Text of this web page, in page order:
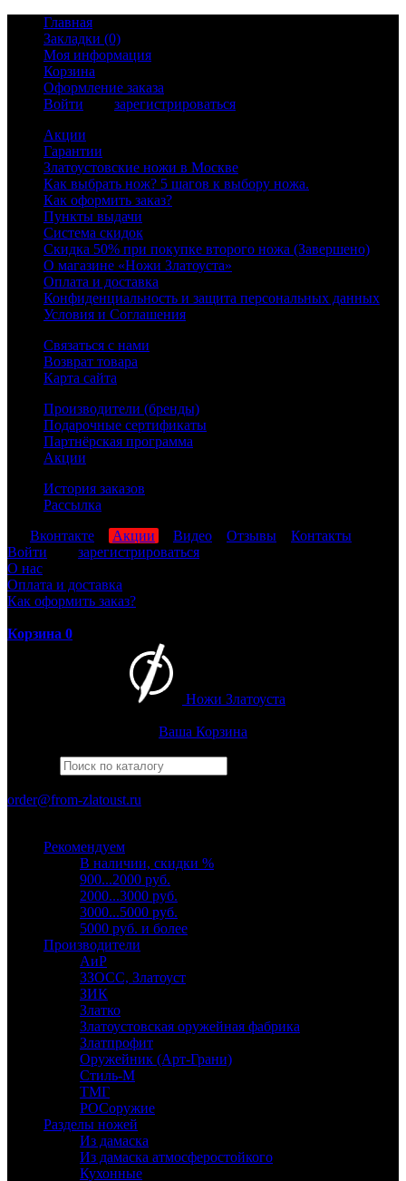
Главная
Закладки (0)
Моя информация
Корзина
Оформление заказа
Войти
зарегистрироваться
Акции
Гарантии
Златоустовские ножи в Москве
Как выбрать нож? 5 шагов к выбору ножа.
Как оформить заказ?
Пункты выдачи
Система скидок
Скидка 50% при покупке второго ножа (Завершено)
О магазине «Ножи Златоуста»
Оплата и доставка
Конфиденциальность и защита персональных данных
Условия и Соглашения
Связаться с нами
Возврат товара
Карта сайта
Производители (бренды)
Подарочные сертификаты
Партнёрская программа
Акции
История заказов
Рассылка
Вконтакте Акции Видео Отзывы
Контакты
Войти
зарегистрироваться
О нас
Оплата и доставка
Как оформить заказ?
Корзина 0
Ножи Златоуста
Ваша Корзина
order@from-zlatoust.ru
Рекомендуем
В наличии, скидки %
900...2000 руб.
2000...3000 руб.
3000...5000 руб.
5000 руб. и более
Производители
АиР
ЗЗОСС, Златоуст
ЗИК
Златко
Златоустовская оружейная фабрика
Златпрофит
Оружейник (Арт-Грани)
Стиль-М
ТМГ
РОСоружие
Разделы ножей
Из дамаска
Из дамаска атмосферостойкого
Кухонные